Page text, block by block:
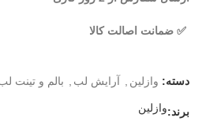
✅ ضمانت اصالت کالا
دسته: وازلین آرایش لب بالم و تینت
برند:وازلین